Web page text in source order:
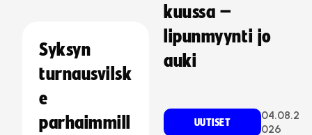
Syksyn
turnausvilsk
e
parhaimmill
kuussa –
lipunmyynti jo
auki
UUTISET
04.08.2
026